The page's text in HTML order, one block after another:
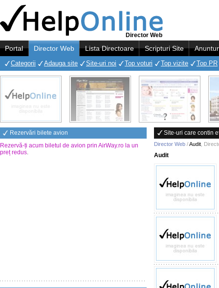
Director Web
Portal Director Web Lista Directoare Scripturi Site
Categorii Adauga site Site-uri noi Top voturi Top vizite Top PR
Rezervări bilete avion
Rezervă-ți acum biletul de avion prin AirWay.ro la un
preț redus.
Site-uri care contin
Director Web /Audit
Audit